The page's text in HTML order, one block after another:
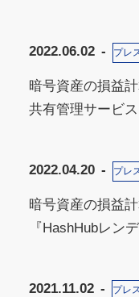
2022.06.02 プレ
暗号資産の損益
共有管理サービ
2022.04.20 プレ
暗号資産の損益
『HashHubレン
2021.11.02 プレ